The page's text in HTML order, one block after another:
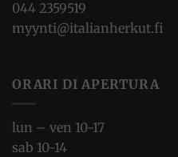
044 2359519
myynti@italianherkut.fi
ORARI DI APERTURA
lun – ven 10-17
sab 10-14